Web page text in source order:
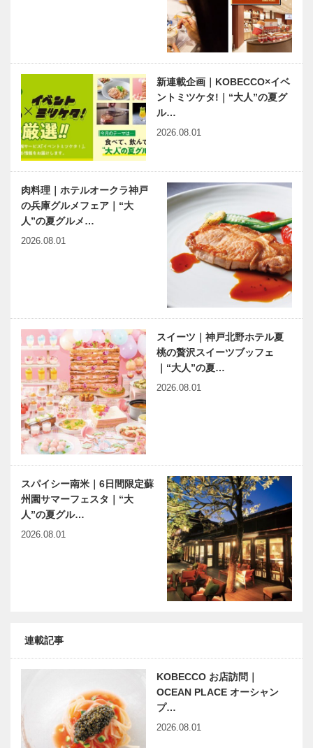
と
神戸鉄人伝
第117回 未
生流（庵家）
家元・兵庫県
いけばな協会
会長 佐伯
一甫（…
連載エッセイ
／喫茶店の書
斎から㊵ ド
リアン助川さ
ん
新連載企画｜KOBECCO×イベ
ントミツケタ!｜“大人”の夏グ
ル…
2026.08.01
肉料理｜ホテルオークラ神戸
の兵庫グルメフェア｜“大
人”の夏グルメ…
2026.08.01
スイーツ｜神戸北野ホテル夏
桃の贅沢スイーツブッフェ
｜“大人”の夏…
2026.08.01
スパイシー南米｜6日間限定蘇
州園サマーフェスタ｜“大
人”の夏グル…
2026.08.01
連載記事
KOBECCO お店訪問｜
OCEAN PLACE オーシャン
プ…
2026.08.01